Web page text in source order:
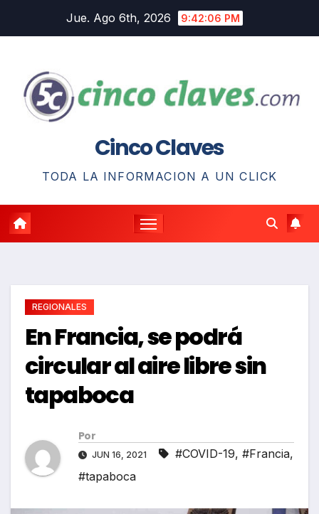
Jue. Ago 6th, 2026 9:42:07 PM
Cinco Claves
TODA LA INFORMACION A UN CLICK
REGIONALES
En Francia, se podrá
circular al aire libre sin
tapaboca
Por
JUN 16, 2021 #COVID-19, #Francia,
#tapaboca